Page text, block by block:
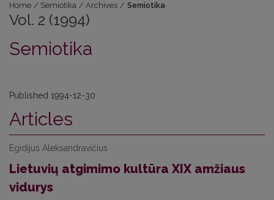
Home / Semiotika / Archives / Semiotika
Vol. 2 (1994)
Semiotika
Published 1994-12-30
Articles
Egidijus Aleksandravičius
Lietuvių atgimimo kultūra XIX amžiaus
vidurys